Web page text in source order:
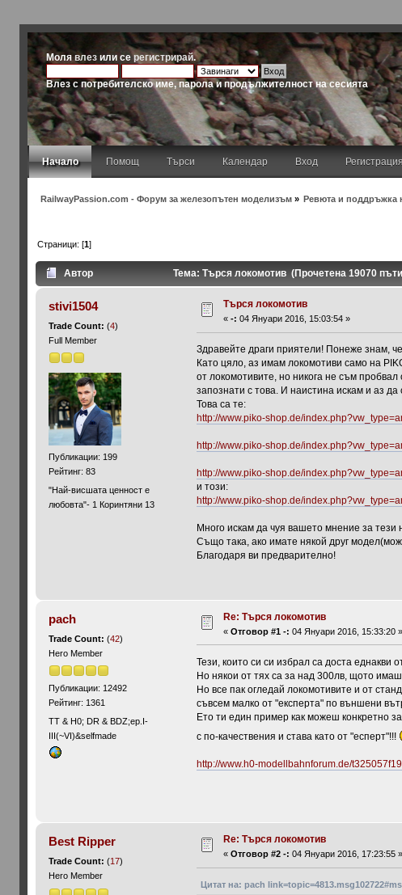
Молявлез или серегистрирай.
Влез с потребителско име, парола и продължителност на сесията
Начало Помощ Търси Календар Вход Регистрация
RailwayPassion.com - Форум за железопътен моделизъм» Ревюта и поддръжка
Страници: [1]
Автор Тема: Търся локомотив (Прочетена 19070
stivi1504
Trade Count: (4)
Full Member
Публикации: 199
Рейтинг: 83
"Най-висшата ценност е
любовта"- 1 Коринтяни 13
Търся локомотив
« -: 04 Януари 2016, 15:03:54 »
Здравейте драги приятели! Понеже знам,
Като цяло, аз имам локомотиви само на
от локомотивите, но никога не съм
запознати с това. И наистина искам и аз
Това са те:
http://www.piko-shop.de/
http://www.piko-shop.de/
http://www.piko-shop.de/
и този:
http://www.piko-shop.de/
Много искам да чуя вашето мнение за тези
Също така, ако имате някой друг
Благодаря ви предварително!
pach
Trade Count: (42)
Hero Member
Публикации: 12492
Рейтинг: 1361
ТТ & Н0; DR & BDZ;ep.I-
III(~VI)&selfmade
Re: Търся локомотив
« Отговор #1 -: 04 Януари 2016, 15:33:20 »
Тези, които си си избрал са доста
Но някои от тях са за над 300лв, щото
Но все пак огледай локомотивите и от
съвсем малко от "експерта" по външени
Ето ти един пример как можеш конкретно
с по-качествения и става като от "есперт"!!!
http://www.h0-modellbahnforum.de/
Best Ripper
Trade Count: (17)
Hero Member
Re: Търся локомотив
« Отговор #2 -: 04 Януари 2016, 17:23:55 »
Цитат на: pach